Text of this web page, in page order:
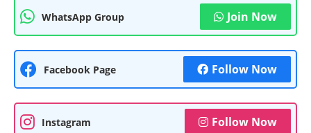
WhatsApp Group Join Now
Facebook Page Follow Now
Instagram Follow Now